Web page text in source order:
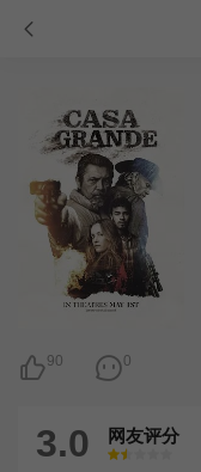
90 0
3.0 网友评分
很差
较差还行推荐力荐